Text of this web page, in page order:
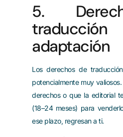
5.
adaptación
Los derechos de
potencialmente muy
derechos o que la editorial
(18–24 meses) para
ese plazo, regresan a ti.